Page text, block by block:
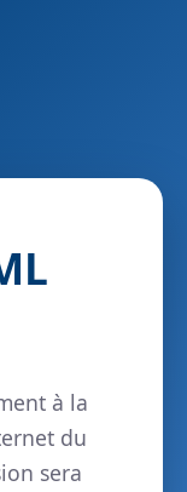
à la
du
sera